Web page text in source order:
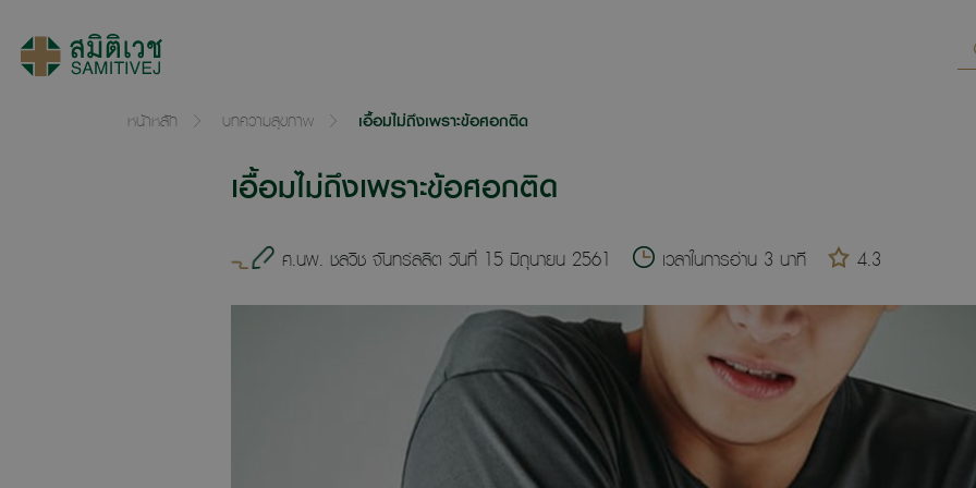
หน้าหลัก บทความสุขภาพ เอื้อมไม่ถึงเพราะข้อศอกติด
เอื้อมไม่ถึงเพราะข้อศอกติด
ศ.นพ. ชลวิช จันทร์ลลิต วันที่ 15 มิถุนายน 2561 เวลาในการอ่าน 3 นาที 4.3